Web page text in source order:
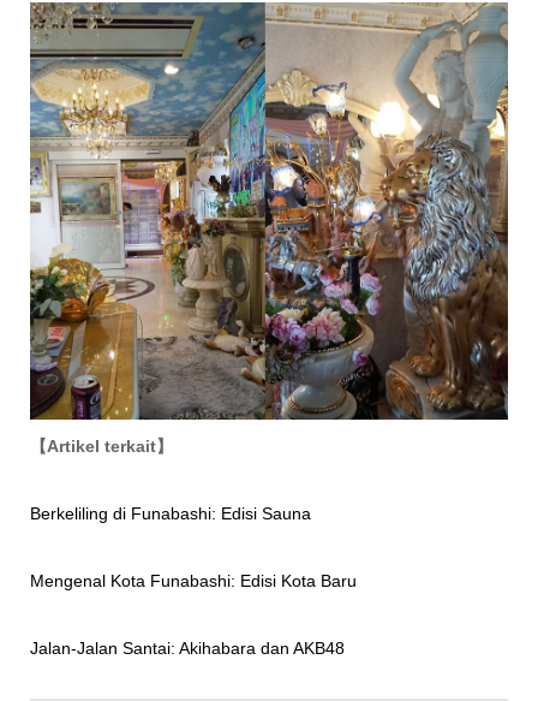
【Artikel terkait】
Berkeliling di Funabashi: Edisi Sauna
Mengenal Kota Funabashi: Edisi Kota Baru
Jalan-Jalan Santai: Akihabara dan AKB48